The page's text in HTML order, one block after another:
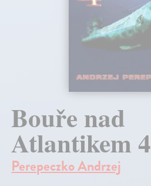
Bouře nad
Atlantikem 4
Perepeczko Andrzej